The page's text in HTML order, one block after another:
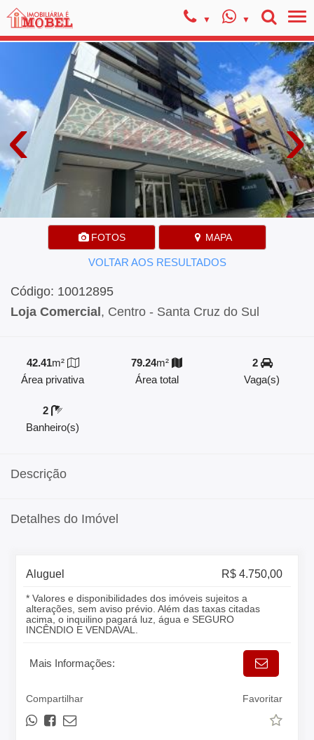
‹ ›
FOTOS MAPA
VOLTAR AOS RESULTADOS
Código: 10012895
Loja Comercial , Centro - Santa Cruz do Sul
42.41m²
Área privativa
79.24m²
Área total
2
Vaga(s)
2
Banheiro(s)
Descrição
Detalhes do Imóvel
Aluguel R$ 4.750,00
* Valores e disponibilidades dos imóveis sujeitos a
alterações, sem aviso prévio. Além das taxas citadas
acima, o inquilino pagará luz, água e SEGURO
INCÊNDIO E VENDAVAL.
Mais Informações:
Compartilhar Favoritar